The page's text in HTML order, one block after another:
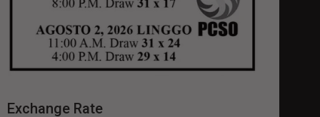
Exchange Rate